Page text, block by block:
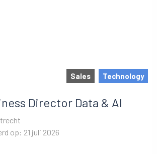
Sales Technology
Director Data & AI
op: 21 juli 2026